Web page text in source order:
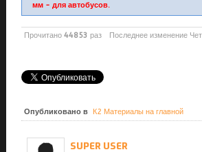
мм - для автобусов.
Прочитано 44853 раз
Последнее изменение
Опубликовано в К2 Материалы на главной
SUPER USER